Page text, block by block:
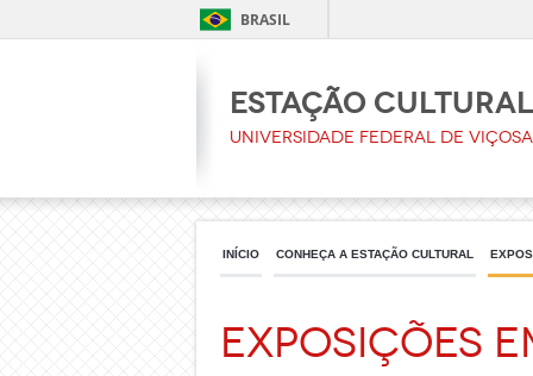
BRASIL
Estação Cultural
Universidade Federal de Viçosa
INÍCIO CONHEÇA A ESTAÇÃO CULTURAL
Exposições